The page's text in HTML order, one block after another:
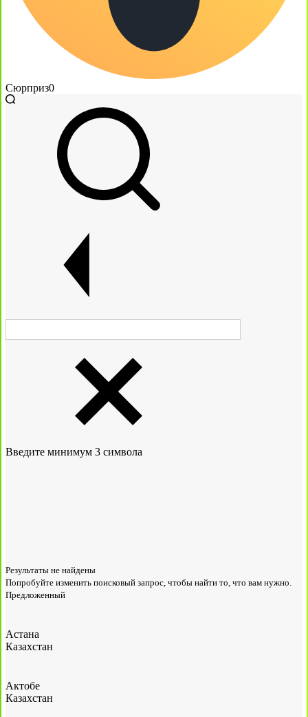
Сюрприз0
Введите минимум 3 символа
Результаты не найдены
Попробуйте изменить поисковый запрос, чтобы найти то, что вам нужно.
Предложенный
Астана
Казахстан
Актобе
Казахстан